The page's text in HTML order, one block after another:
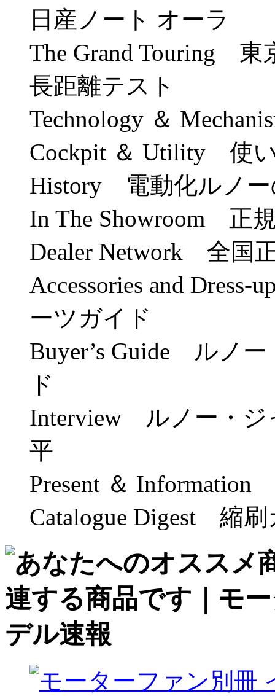
日産ノート オーラ
The Grand Touring 東
長距離テスト
Technology ＆
Cockpit ＆ Utility 使
History 電動化ルノー
In The Showroom 正
Dealer Network 全国
Accessories and
ーツガイド
Buyer’s Guide ルノ
ド
Interview ルノー・ジ
平
Present ＆
Catalogue Digest 縮